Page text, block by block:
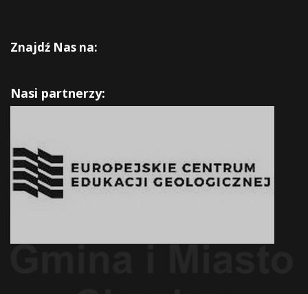
Znajdź Nas na:
Nasi partnerzy: